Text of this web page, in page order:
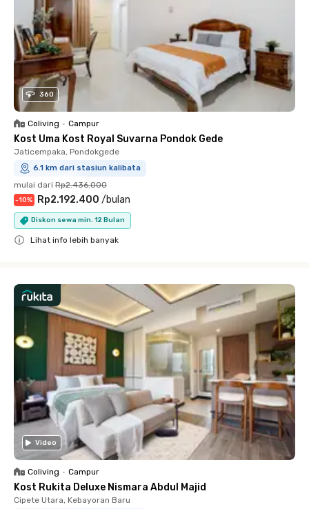
360
Coliving • Campur
Kost Uma Kost Royal Suvarna Pondok Gede
Jaticempaka, Pondokgede
6.1 km dari stasiun kalibata
mulai dari Rp2.436.000
-10% Rp2.192.400 /bulan
Diskon sewa min. 12 Bulan
Lihat info lebih banyak
Video
Coliving • Campur
Kost Rukita Deluxe Nismara Abdul Majid
Cipete Utara, Kebayoran Baru